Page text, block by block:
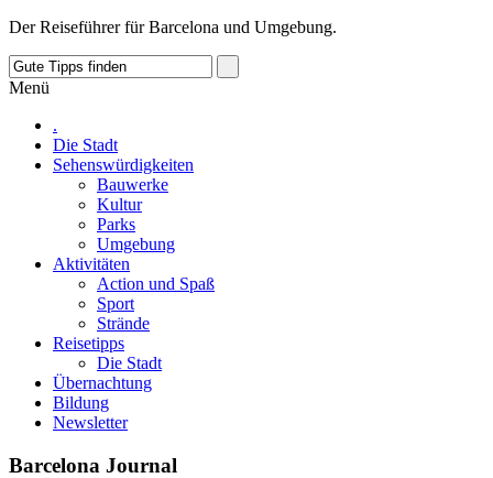
Der Reiseführer für Barcelona und Umgebung.
Menü
.
Die Stadt
Sehenswürdigkeiten
Bauwerke
Kultur
Parks
Umgebung
Aktivitäten
Action und Spaß
Sport
Strände
Reisetipps
Die Stadt
Übernachtung
Bildung
Newsletter
Barcelona Journal